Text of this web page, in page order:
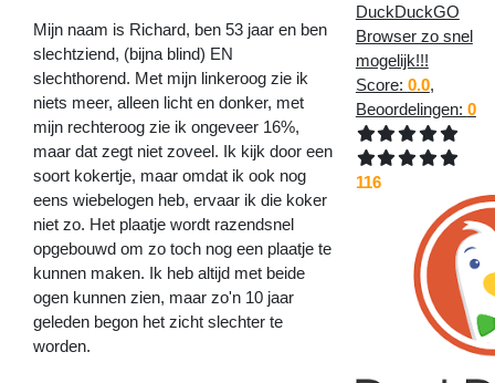
Mijn naam is Richard, ben 53 jaar en ben
slechtziend, (bijna blind) EN
slechthorend. Met mijn linkeroog zie ik
niets meer, alleen licht en donker, met
mijn rechteroog zie ik ongeveer 16%,
maar dat zegt niet zoveel. Ik kijk door een
soort kokertje, maar omdat ik ook nog
eens wiebelogen heb, ervaar ik die koker
niet zo. Het plaatje wordt razendsnel
opgebouwd om zo toch nog een plaatje te
kunnen maken. Ik heb altijd met beide
ogen kunnen zien, maar zo'n 10 jaar
geleden begon het zicht slechter te
worden.
DuckDuckGO
Browser zo snel
mogelijk!!!
Score: 0.0,
Beoordelingen: 0
116